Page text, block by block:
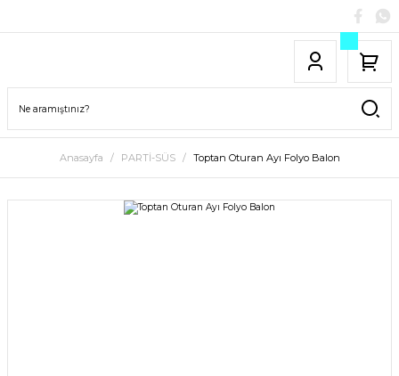
Anasayfa PARTİ-SÜS Toptan Oturan Ayı Folyo Balon